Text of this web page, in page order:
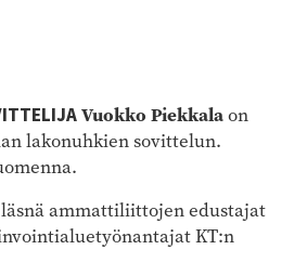
Vuokko Piekkalaon
lakonuhkien sovittelun.
ammattiliittojen edustajat
KT:n